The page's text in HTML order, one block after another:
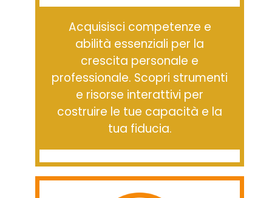
Acquisisci competenze e
abilità essenziali per la
crescita personale e
professionale. Scopri strumenti
e risorse interattivi per
costruire le tue capacità e la
tua fiducia.